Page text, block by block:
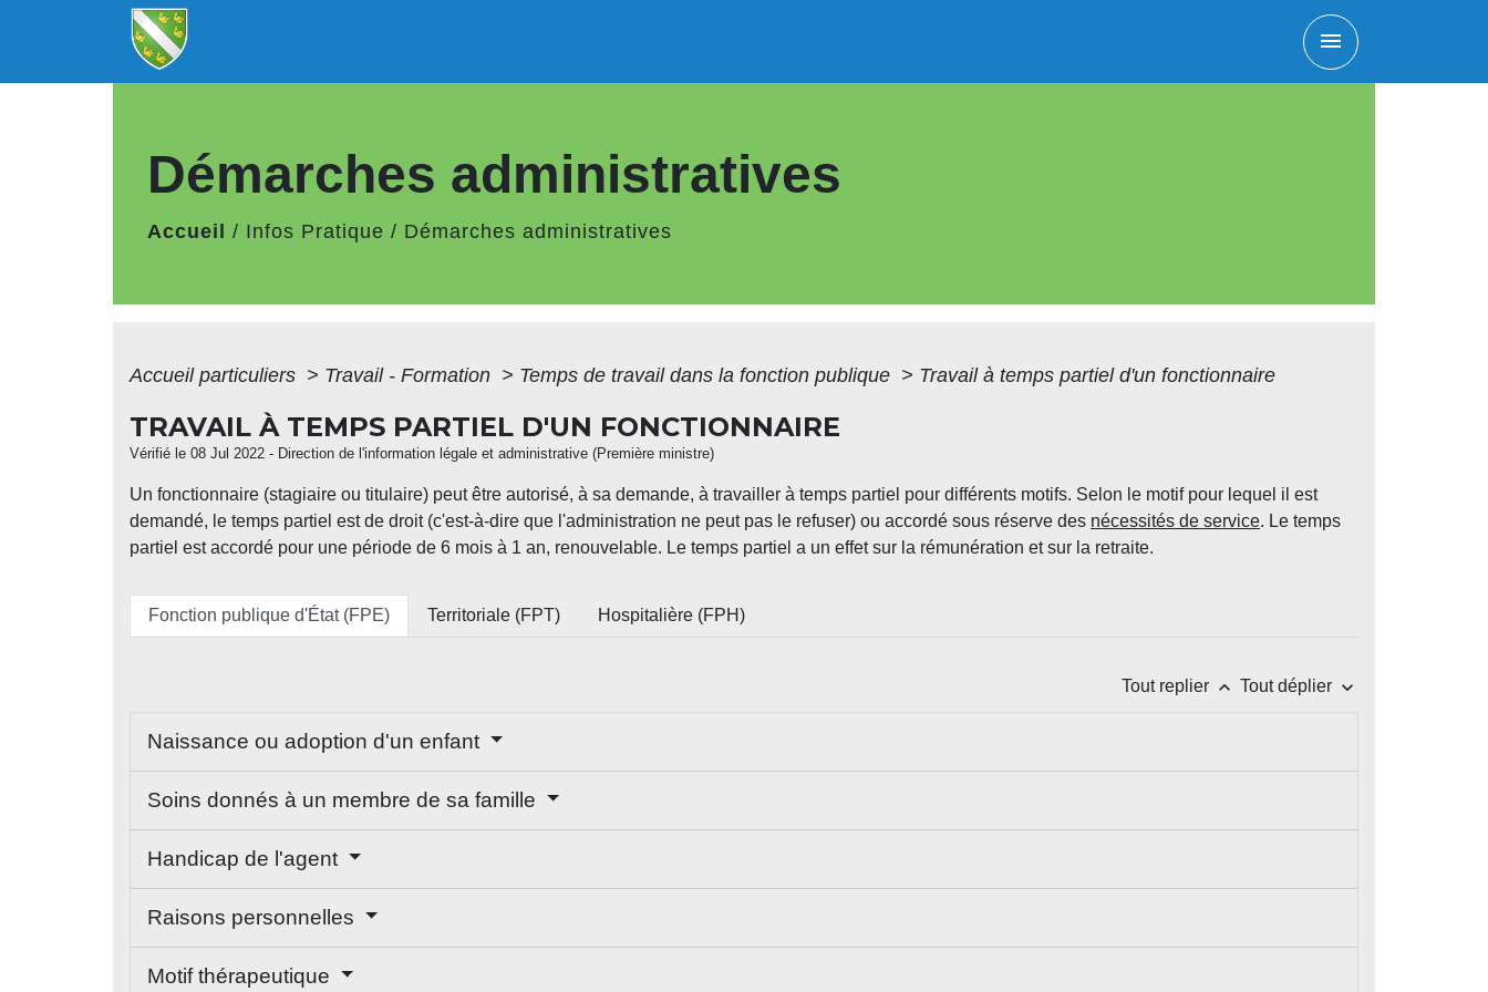
menu
Démarches administratives
Accueil / Infos Pratique / Démarches administratives
Accueil particuliers > Travail - Formation > Temps de travail dans la fonction publique > Travail à temps partiel d'un fonctionnaire
TRAVAIL À TEMPS PARTIEL D'UN FONCTIONNAIRE
Vérifié le 08 Jul 2022 - Direction de l'information légale et administrative (Première ministre)
Un fonctionnaire (stagiaire ou titulaire) peut être autorisé, à sa demande, à travailler à temps partiel pour différents motifs. Selon le motif pour lequel il est
demandé, le temps partiel est de droit (c'est-à-dire que l'administration ne peut pas le refuser) ou accordé sous réserve des nécessités de service. Le temps
partiel est accordé pour une période de 6 mois à 1 an, renouvelable. Le temps partiel a un effet sur la rémunération et sur la retraite.
Fonction publique d'État (FPE) Territoriale (FPT) Hospitalière (FPH)
Tout replier keyboard_arrow_up Tout déplier keyboard_arrow_down
Naissance ou adoption d'un enfant
Soins donnés à un membre de sa famille
Handicap de l'agent
Raisons personnelles
Motif thérapeutique